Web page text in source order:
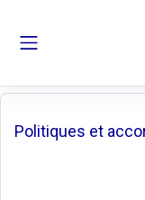
Politiques et